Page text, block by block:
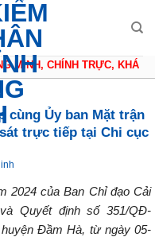
MINH, CHÍNH TRỰC, KHÁCH
cùng Ủy ban Mặt trận
trực tiếp tại Chi cục
2024 của Ban Chỉ đạo Cải
Quyết định số 351/QĐ-
Đầm Hà, từ ngày 05-